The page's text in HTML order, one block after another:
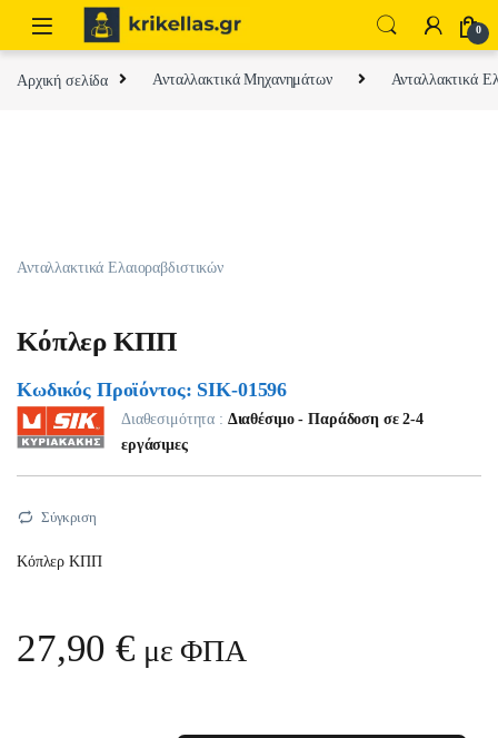
Skip to navigation
Skip to content
0
Αρχική σελίδα Ανταλλακτικά Μηχανημάτων Ανταλλακτικά
Ανταλλακτικά Ελαιοραβδιστικών
Κόπλερ ΚΠΠ
Κωδικός Προϊόντος: SIK-01596
Διαθεσιμότητα : Διαθέσιμο - Παράδοση σε 2-4
εργάσιμες
Σύγκριση
Κόπλερ ΚΠΠ
27,90€ με ΦΠΑ